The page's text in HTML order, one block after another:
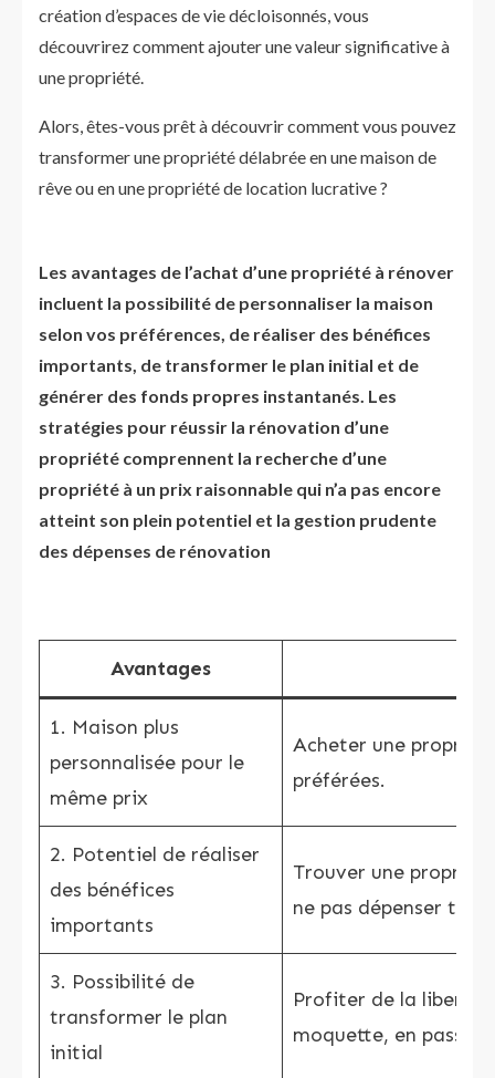
création d’espaces de vie décloisonnés, vous
découvrirez comment ajouter une valeur significative à
une propriété.
Alors, êtes-vous prêt à découvrir comment vous pouvez
transformer une propriété délabrée en une maison de
rêve ou en une propriété de location lucrative ?
Les avantages de l’achat d’une propriété à rénover
incluent la possibilité de personnaliser la maison
selon vos préférences, de réaliser des bénéfices
importants, de transformer le plan initial et de
générer des fonds propres instantanés. Les
stratégies pour réussir la rénovation d’une
propriété comprennent la recherche d’une
propriété à un prix raisonnable qui n’a pas encore
atteint son plein potentiel et la gestion prudente
des dépenses de rénovation
Avantages
1. Maison plus
personnalisée pour le
même prix
Acheter une
préférées.
2. Potentiel de réaliser
des bénéfices
importants
Trouver une
ne pas dépenser
3. Possibilité de
transformer le plan
initial
Profiter de la liberté
moquette, en